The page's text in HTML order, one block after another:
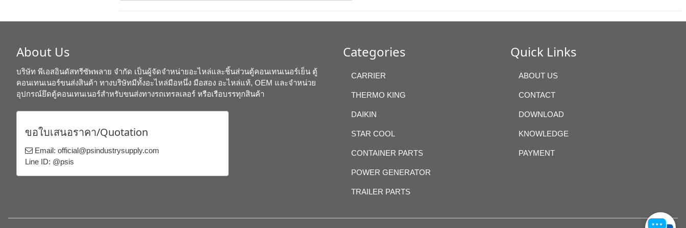
About Us
บริษัท พีเอสอินดัสทรีซัพพลาย จำกัด เป็นผู้จัดจำหน่ายอะไหล่และชิ้นส่วนตู้คอนเทนเนอร์เย็น ตู้
คอนเทนเนอร์ขนส่งสินค้า ทางบริษัทมีทั้งอะไหล่มือหนึ่ง มือสอง อะไหล่แท้, OEM และจำหน่วย
อุปกรณ์ยึดตู้คอนเทนเนอร์สำหรับขนส่งทางรถเทรลเลอร์ หรือเรือบรรทุกสินค้า
ขอใบเสนอราคา/Quotation
Email: official@psindustrysupply.com
Line ID: @psis
Categories
CARRIER
THERMO KING
DAIKIN
STAR COOL
CONTAINER PARTS
POWER GENERATOR
TRAILER PARTS
Quick Links
ABOUT US
CONTACT
DOWNLOAD
KNOWLEDGE
PAYMENT